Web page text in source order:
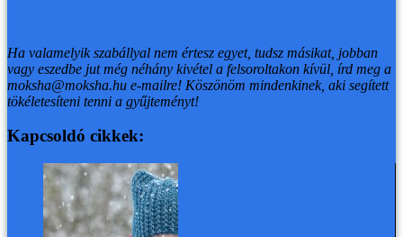
Ha valamelyik szabállyal nem értesz egyet, tudsz másikat, jobban
vagy eszedbe jut még néhány kivétel a felsoroltakon kívül, írd meg a
moksha@moksha.hu e-mailre! Köszönöm mindenkinek, aki segített
tökéletesíteni tenni a gyűjteményt!
Kapcsoldó cikkek: